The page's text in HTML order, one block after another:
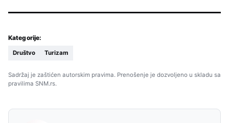
Kategorije:
Društvo Turizam
Sadržaj je zaštićen autorskim pravima. Prenošenje je dozvoljeno u skladu sa
pravilima SNM.rs.